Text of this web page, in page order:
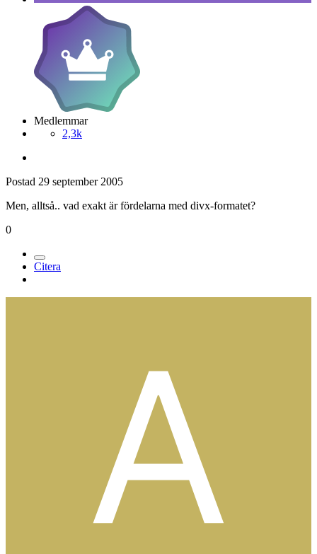
Medlemmar
2,3k
Postad 29 september 2005
Men, alltså.. vad exakt är fördelarna med divx-formatet?
0
Citera